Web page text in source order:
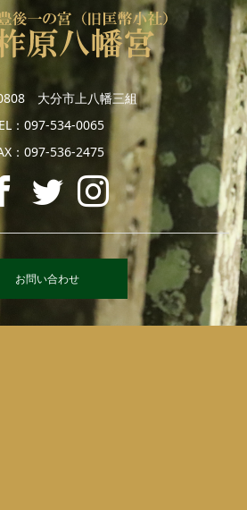
大分市上八幡三組
：097-534-0065
：097-536-2475
お問い合わせ